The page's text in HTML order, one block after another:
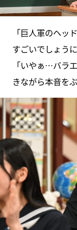
「巨人軍のヘッ
すごいでしょう
「いやぁ…バラ
きながら本音を